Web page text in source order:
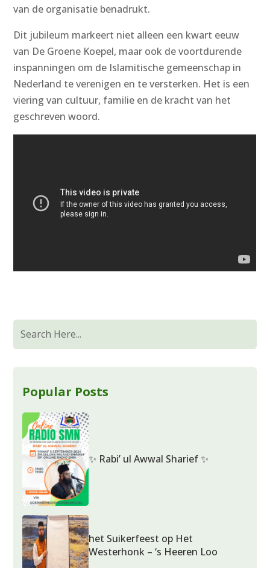
van de organisatie benadrukt.
Dit jubileum markeert niet alleen een kwart eeuw
van De Groene Koepel, maar ook de voortdurende
inspanningen om de Islamitische gemeenschap in
Nederland te verenigen en te versterken. Het is een
viering van cultuur, familie en de kracht van het
geschreven woord.
Popular Posts
✨ Rabi’ ul Awwal Sharief ✨
het Suikerfeest op Het
Westerhonk – ‘s Heeren Loo